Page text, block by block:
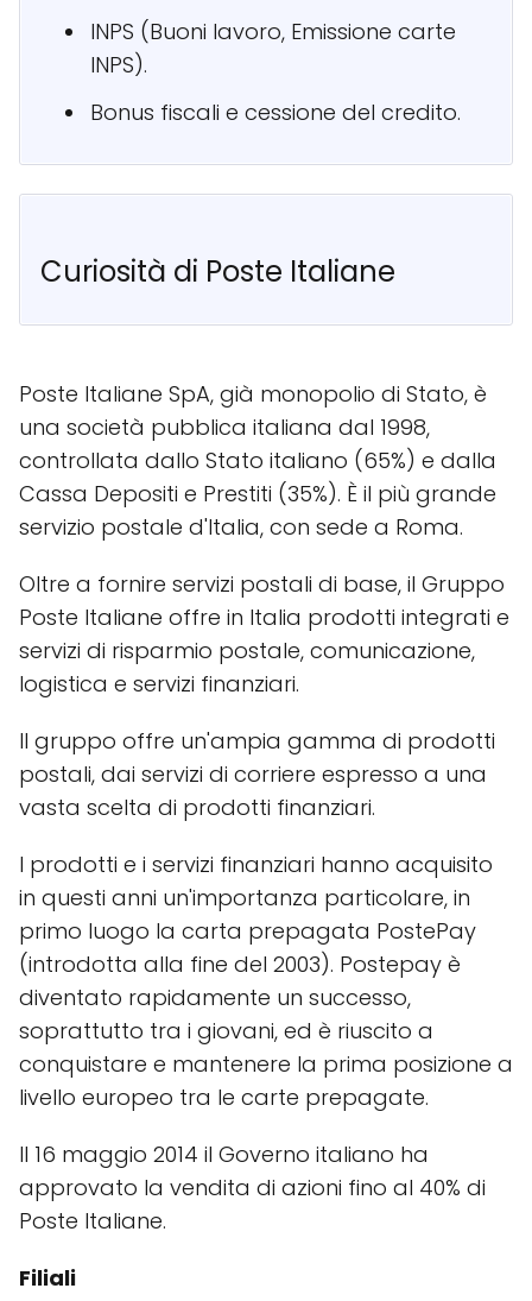
INPS (Buoni lavoro, Emissione carte
INPS).
Bonus fiscali e cessione del credito.
Curiosità di Poste Italiane
Poste Italiane SpA, già monopolio di Stato, è
una società pubblica italiana dal 1998,
controllata dallo Stato italiano (65%) e dalla
Cassa Depositi e Prestiti (35%). È il più grande
servizio postale d'Italia, con sede a Roma.
Oltre a fornire servizi postali di base, il Gruppo
Poste Italiane offre in Italia prodotti integrati e
servizi di risparmio postale, comunicazione,
logistica e servizi finanziari.
Il gruppo offre un'ampia gamma di prodotti
postali, dai servizi di corriere espresso a una
vasta scelta di prodotti finanziari.
I prodotti e i servizi finanziari hanno acquisito
in questi anni un'importanza particolare, in
primo luogo la carta prepagata PostePay
(introdotta alla fine del 2003). Postepay è
diventato rapidamente un successo,
soprattutto tra i giovani, ed è riuscito a
conquistare e mantenere la prima posizione a
livello europeo tra le carte prepagate.
Il 16 maggio 2014 il Governo italiano ha
approvato la vendita di azioni fino al 40% di
Poste Italiane.
Filiali